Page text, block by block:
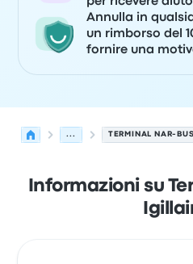
Annulla in
un rimborso del
fornire una
... TERMINAL NAR-
Informazioni su